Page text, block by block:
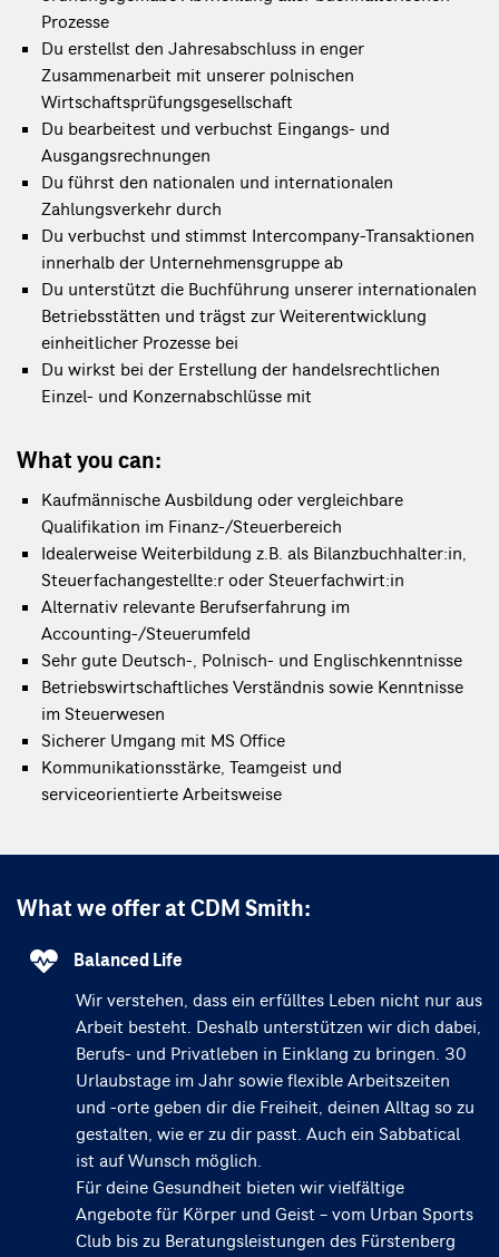
Prozesse
Du erstellst den Jahresabschluss in enger
Zusammenarbeit mit unserer polnischen
Wirtschaftsprüfungsgesellschaft
Du bearbeitest und verbuchst Eingangs- und
Ausgangsrechnungen
Du führst den nationalen und internationalen
Zahlungsverkehr durch
Du verbuchst und stimmst Intercompany-Transaktionen
innerhalb der Unternehmensgruppe ab
Du unterstützt die Buchführung unserer internationalen
Betriebsstätten und trägst zur Weiterentwicklung
einheitlicher Prozesse bei
Du wirkst bei der Erstellung der handelsrechtlichen
Einzel- und Konzernabschlüsse mit
What you can:
Kaufmännische Ausbildung oder vergleichbare
Qualifikation im Finanz-/Steuerbereich
Idealerweise Weiterbildung z.B. als Bilanzbuchhalter:in,
Steuerfachangestellte:r oder Steuerfachwirt:in
Alternativ relevante Berufserfahrung im
Accounting-/Steuerumfeld
Sehr gute Deutsch-, Polnisch- und Englischkenntnisse
Betriebswirtschaftliches Verständnis sowie Kenntnisse
im Steuerwesen
Sicherer Umgang mit MS Office
Kommunikationsstärke, Teamgeist und
serviceorientierte Arbeitsweise
What we offer at CDM Smith:
Balanced Life
Wir verstehen, dass ein erfülltes Leben nicht nur aus
Arbeit besteht. Deshalb unterstützen wir dich dabei,
Berufs- und Privatleben in Einklang zu bringen. 30
Urlaubstage im Jahr sowie flexible Arbeitszeiten
und -orte geben dir die Freiheit, deinen Alltag so zu
gestalten, wie er zu dir passt. Auch ein Sabbatical
ist auf Wunsch möglich.
Für deine Gesundheit bieten wir vielfältige
Angebote für Körper und Geist – vom Urban Sports
Club bis zu Beratungsleistungen des Fürstenberg